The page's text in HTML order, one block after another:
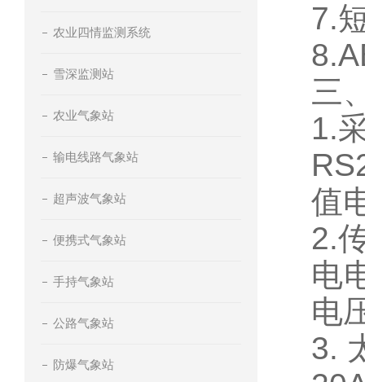
农业四情监测系统
雪深监测站
农业气象站
输电线路气象站
超声波气象站
便携式气象站
手持气象站
公路气象站
防爆气象站
7.
三
1.
值
2.
电
电
3.